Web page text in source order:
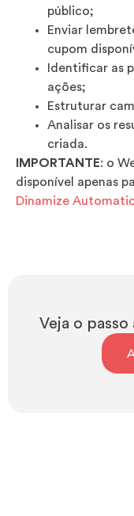
público;
Enviar
cupom
Identificar as
ações;
Estruturar
Analisar os
criada.
IMPORTANTE: o
disponível apenas
Dinamize
Veja o